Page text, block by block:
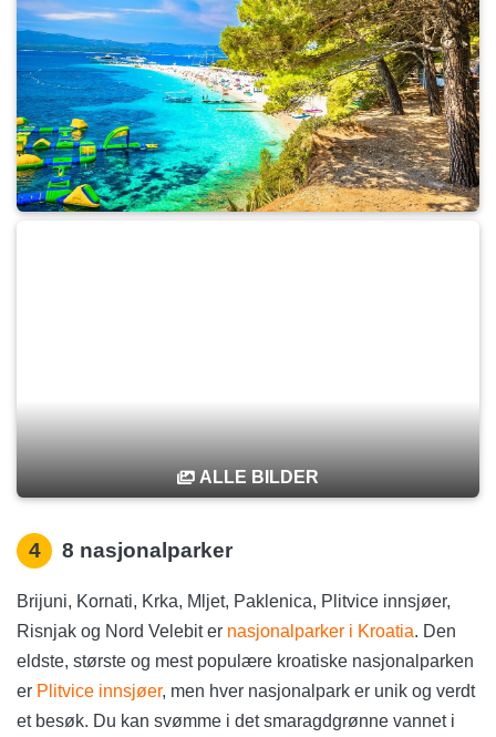
ALLE BILDER
4 8 nasjonalparker
Brijuni, Kornati, Krka, Mljet, Paklenica, Plitvice innsjøer,
Risnjak og Nord Velebit er nasjonalparker i Kroatia. Den
eldste, største og mest populære kroatiske nasjonalparken
er Plitvice innsjøer, men hver nasjonalpark er unik og verdt
et besøk. Du kan svømme i det smaragdgrønne vannet i